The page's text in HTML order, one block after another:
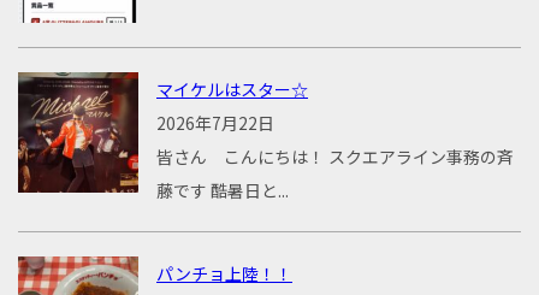
マイケルはスター☆
2026年7月22日
皆さん こんにちは！ スクエアライン事務の斉
藤です 酷暑日と...
パンチョ上陸！！